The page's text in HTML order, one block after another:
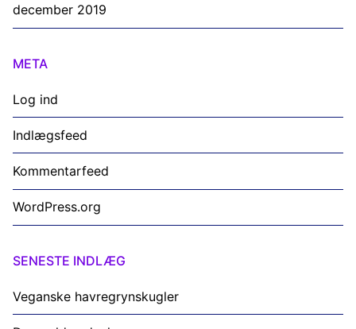
december 2019
META
Log ind
Indlægsfeed
Kommentarfeed
WordPress.org
SENESTE INDLÆG
Veganske havregrynskugler